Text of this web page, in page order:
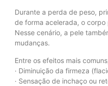
Durante a perda de peso,
de forma acelerada, o
Nesse cenário, a pele
mudanças.
Entre os efeitos mais
· Diminuição da firmeza
· Sensação de inchaço ou